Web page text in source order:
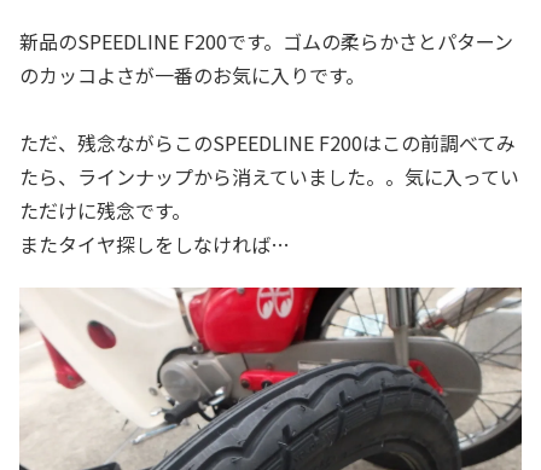
新品のSPEEDLINE F200です。ゴムの柔らかさとパターン
のカッコよさが一番のお気に入りです。
ただ、残念ながらこのSPEEDLINE F200はこの前調べてみ
たら、ラインナップから消えていました。。気に入ってい
ただけに残念です。
またタイヤ探しをしなければ…